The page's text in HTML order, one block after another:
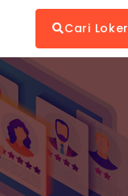
Cari Loker